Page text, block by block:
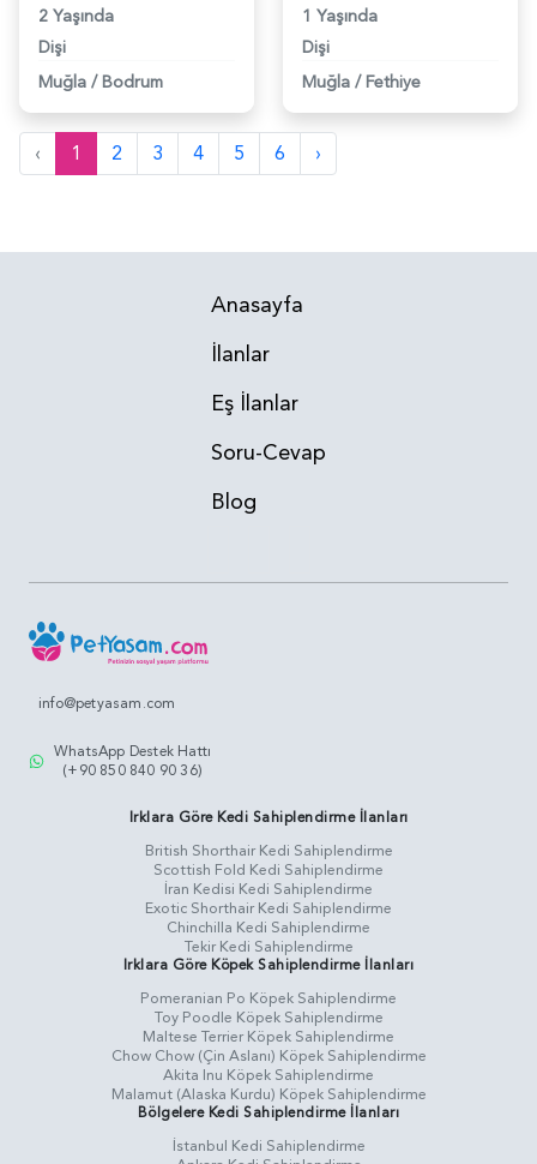
2 Yaşında
Dişi
Muğla / Bodrum
1 Yaşında
Dişi
Muğla / Fethiye
‹ 1 2 3 4 5 6 ›
Anasayfa
İlanlar
Eş İlanlar
Soru-Cevap
Blog
info@petyasam.com
WhatsApp Destek Hattı
(+90 850 840 90 36)
Irklara Göre Kedi Sahiplendirme İlanları
British Shorthair Kedi Sahiplendirme
Scottish Fold Kedi Sahiplendirme
İran Kedisi Kedi Sahiplendirme
Exotic Shorthair Kedi Sahiplendirme
Chinchilla Kedi Sahiplendirme
Tekir Kedi Sahiplendirme
Irklara Göre Köpek Sahiplendirme İlanları
Pomeranian Po Köpek Sahiplendirme
Toy Poodle Köpek Sahiplendirme
Maltese Terrier Köpek Sahiplendirme
Chow Chow (Çin Aslanı) Köpek Sahiplendirme
Akita Inu Köpek Sahiplendirme
Malamut (Alaska Kurdu) Köpek Sahiplendirme
Bölgelere Kedi Sahiplendirme İlanları
İstanbul Kedi Sahiplendirme